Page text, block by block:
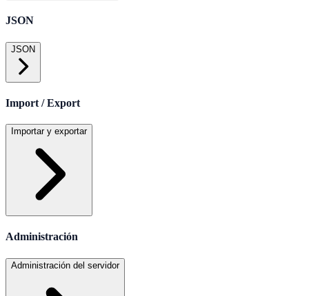
JSON
JSON
Import / Export
Importar y exportar
Administración
Administración del servidor